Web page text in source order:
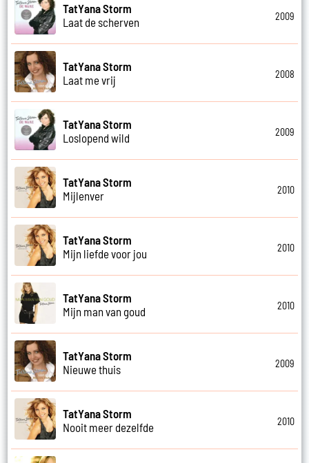
TatYana Storm
Laat de scherven
2009
TatYana Storm
Laat me vrij
2008
TatYana Storm
Loslopend wild
2009
TatYana Storm
Mijlenver
2010
TatYana Storm
Mijn liefde voor jou
2010
TatYana Storm
Mijn man van goud
2010
TatYana Storm
Nieuwe thuis
2009
TatYana Storm
Nooit meer dezelfde
2010